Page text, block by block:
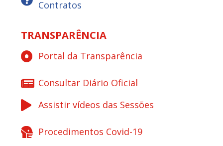
Contratos
TRANSPARÊNCIA
Portal da Transparência
Consultar Diário Oficial
Assistir vídeos das Sessões
Procedimentos Covid-19